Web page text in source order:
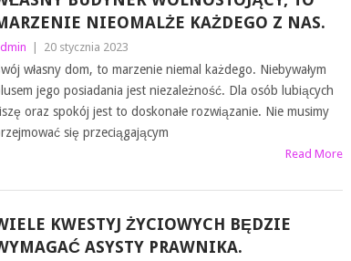
NIEOMALŻE KAŻDEGO Z NAS.
20 stycznia 2023
własny dom, to marzenie niemal każdego. Niebywałym
jego posiadania jest niezależność. Dla osób lubiących
oraz spokój jest to doskonałe rozwiązanie. Nie musimy
się przeciągającym
Read More
KWESTYJ ŻYCIOWYCH BĘDZIE
ASYSTY PRAWNIKA.